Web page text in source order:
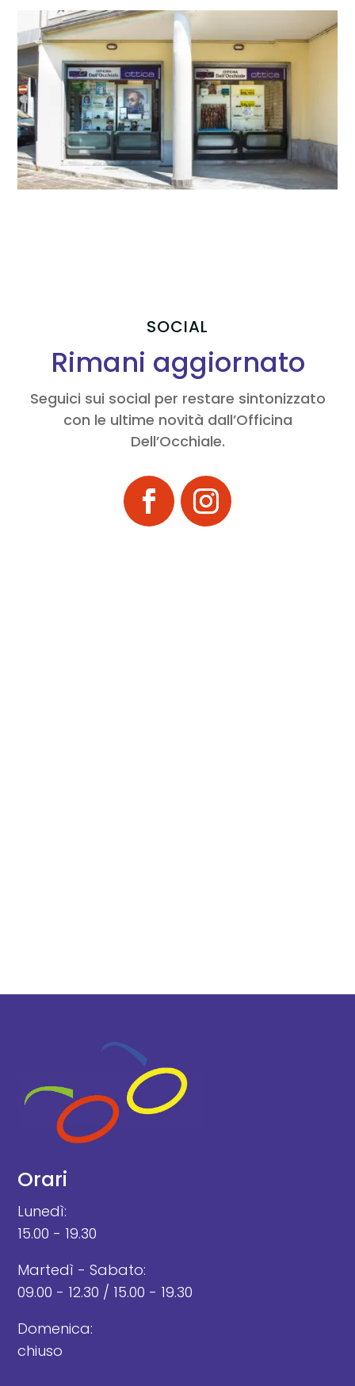
SOCIAL
Rimani aggiornato
Seguici sui social per restare sintonizzato
con le ultime novità dall’Officina
Dell’Occhiale.
Orari
Lunedì:
15.00 - 19.30
Martedì - Sabato:
09.00 - 12.30 / 15.00 - 19.30
Domenica:
chiuso